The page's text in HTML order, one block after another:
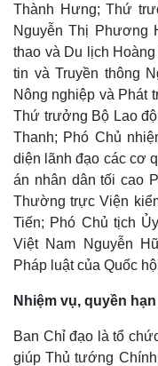
Thế giới
Quan sát
Cuộc sống đó đây
Hồ sơ
Thành Hưng; Thứ
Nguyễn Thị Phương
thao và Du lịch
tin và Truyền thông
Nông nghiệp và Phát
Thứ trưởng Bộ Lao
Thanh; Phó Chủ
diện lãnh đạo các cơ
án nhân dân tối cao
Thường trực Viện
Tiến; Phó Chủ tịch
Việt Nam Nguyễn
Pháp luật của Quốc
Nhiệm vụ, quyền
Ban Chỉ đạo là tổ
giúp Thủ tướng